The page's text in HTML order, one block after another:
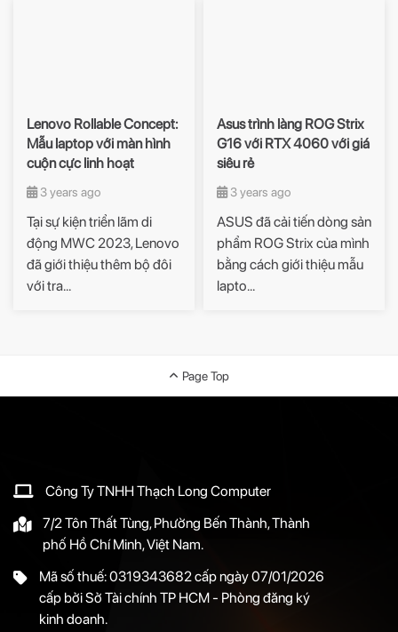
Lenovo Rollable Concept:
Mẫu laptop với màn hình
cuộn cực linh hoạt
3 years ago
Tại sự kiện triển lãm di
động MWC 2023, Lenovo
đã giới thiệu thêm bộ đôi
với tra...
Asus trình làng ROG Strix
G16 với RTX 4060 với giá
siêu rẻ
3 years ago
ASUS đã cải tiến dòng sản
phẩm ROG Strix của mình
bằng cách giới thiệu mẫu
lapto...
Page Top
Công Ty TNHH Thạch Long Computer
7/2 Tôn Thất Tùng, Phường Bến Thành, Thành
phố Hồ Chí Minh, Việt Nam.
Mã số thuế: 0319343682 cấp ngày 07/01/2026
cấp bởi Sở Tài chính TP HCM - Phòng đăng ký
kinh doanh.